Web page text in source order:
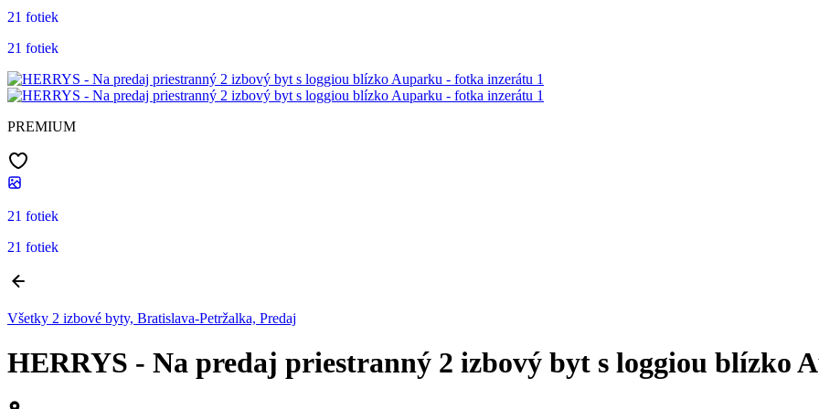
21 fotiek
21 fotiek
PREMIUM
21 fotiek
21 fotiek
Všetky 2 izbové byty, Bratislava-Petržalka, Predaj
HERRYS - Na predaj priestranný 2 izbový byt s loggiou blízko